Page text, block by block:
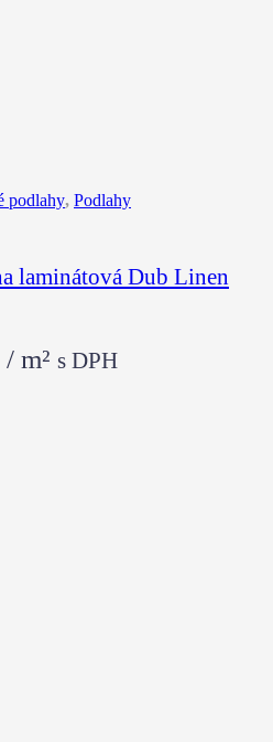
podlahy, Podlahy
laminátová Dub Linen
/ m² s DPH